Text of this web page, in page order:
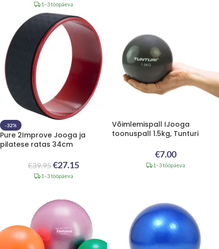
1–3 tööpäeva
-32%
Pure 2Improve Jooga ja
pilatese ratas 34cm
€39.95€27.15
1–3 tööpäeva
Võimlemispall IJooga
toonuspall 1.5kg, Tunturi
€7.00
1–3 tööpäeva